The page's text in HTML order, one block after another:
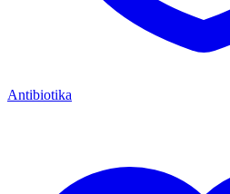
Antibiotika